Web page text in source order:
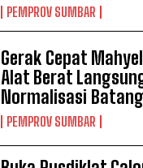
PEMPROV SUMBAR
Gerak Cepat
Alat Berat
Normalisasi
PEMPROV SUMBAR